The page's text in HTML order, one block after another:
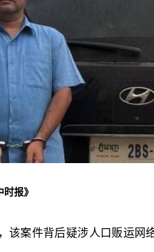
报》
该案件背后疑涉人口贩运